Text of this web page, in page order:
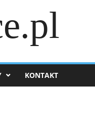
KONTAKT